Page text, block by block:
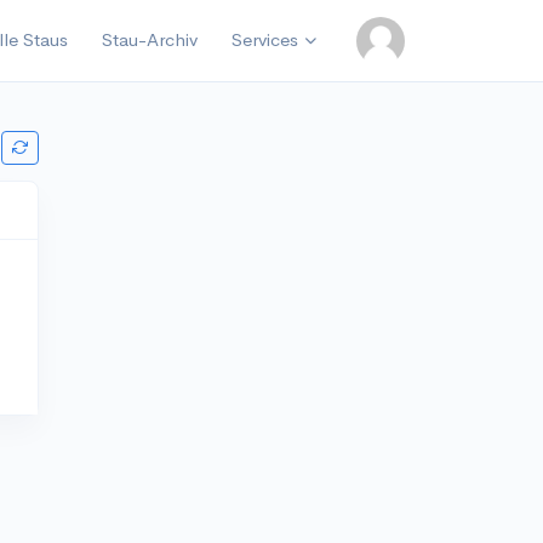
Staus Stau-Archiv Services